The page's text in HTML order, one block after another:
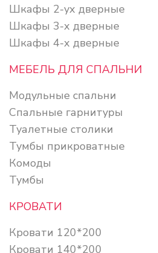
Шкафы 2-ух дверные
Шкафы 3-х дверные
Шкафы 4-х дверные
МЕБЕЛЬ ДЛЯ СПАЛЬНИ
Модульные спальни
Спальные гарнитуры
Туалетные столики
Тумбы прикроватные
Комоды
Тумбы
КРОВАТИ
Кровати 120*200
Кровати 140*200